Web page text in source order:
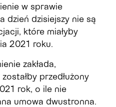
w sprawie
dzień dzisiejszynie są
które miałyby
2021 roku.
zakłada,
przedłużony
rok, o ile nie
umowa dwustronna.